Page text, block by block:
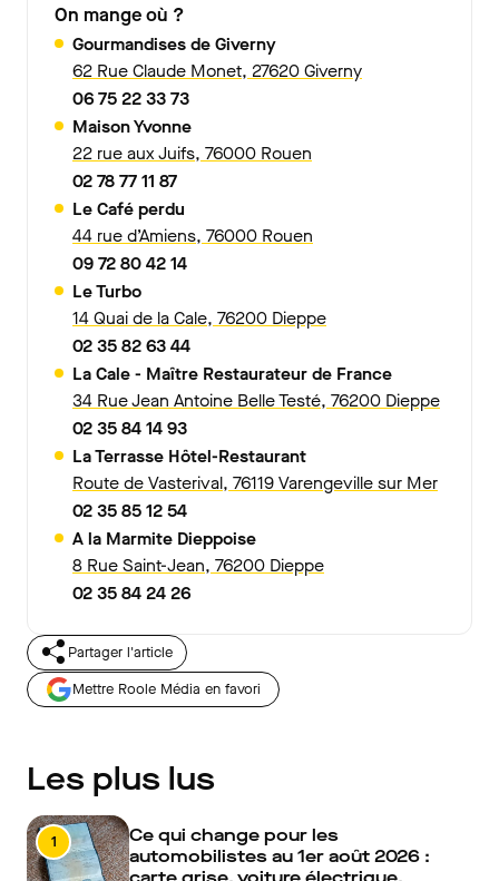
On mange où ?
Gourmandises de Giverny
62 Rue Claude Monet, 27620 Giverny
06 75 22 33 73
Maison Yvonne
22 rue aux Juifs, 76000 Rouen
02 78 77 11 87
Le Café perdu
44 rue d’Amiens, 76000 Rouen
09 72 80 42 14
Le Turbo
14 Quai de la Cale, 76200 Dieppe
02 35 82 63 44
La Cale - Maître Restaurateur de France
34 Rue Jean Antoine Belle Testé, 76200 Dieppe
02 35 84 14 93
La Terrasse Hôtel-Restaurant
Route de Vasterival, 76119 Varengeville sur Mer
02 35 85 12 54
A la Marmite Dieppoise
8 Rue Saint-Jean, 76200 Dieppe
02 35 84 24 26
Partager l'article
Mettre Roole Média en favori
Les plus lus
1
Ce qui change pour les
automobilistes au 1er août 2026 :